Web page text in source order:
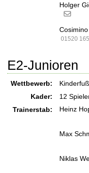
Holger
01520
E2-Junioren
Wettbewerb:
Kader:
12
Trainerstab:
Heinz
Max
Niklas